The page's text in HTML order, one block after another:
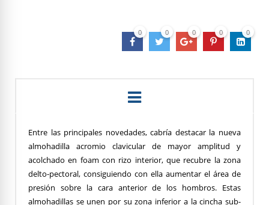
0 0 0 0 0
Entre las principales novedades, cabría destacar la nueva
almohadilla acromio clavicular de mayor amplitud y
acolchado en foam con rizo interior, que recubre la zona
delto-pectoral, consiguiendo con ella aumentar el área de
presión sobre la cara anterior de los hombros. Estas
almohadillas se unen por su zona inferior a la cincha sub-